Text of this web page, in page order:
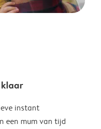
instant
een mum van tijd